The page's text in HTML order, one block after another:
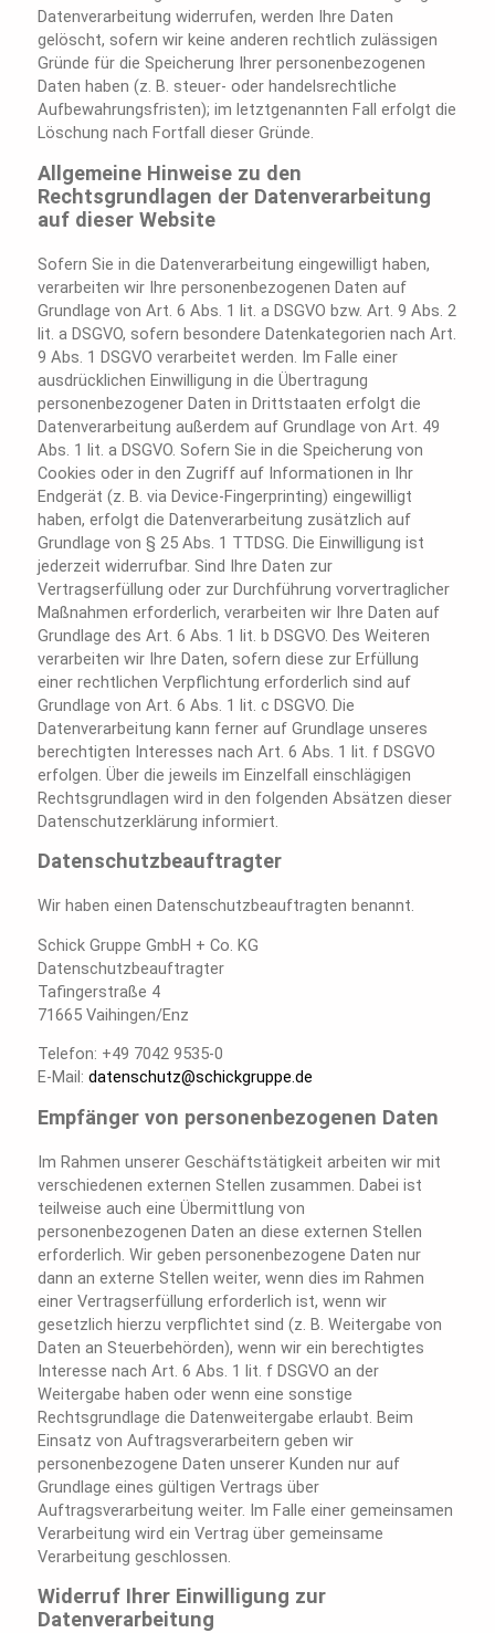
Datenverarbeitung widerrufen, werden Ihre Daten
gelöscht, sofern wir keine anderen rechtlich zulässigen
Gründe für die Speicherung Ihrer personenbezogenen
Daten haben (z. B. steuer- oder handelsrechtliche
Aufbewahrungsfristen); im letztgenannten Fall erfolgt die
Löschung nach Fortfall dieser Gründe.
Allgemeine Hinweise zu den
Rechtsgrundlagen der Datenverarbeitung
auf dieser Website
Sofern Sie in die Datenverarbeitung eingewilligt haben,
verarbeiten wir Ihre personenbezogenen Daten auf
Grundlage von Art. 6 Abs. 1 lit. a DSGVO bzw. Art. 9 Abs. 2
lit. a DSGVO, sofern besondere Datenkategorien nach Art.
9 Abs. 1 DSGVO verarbeitet werden. Im Falle einer
ausdrücklichen Einwilligung in die Übertragung
personenbezogener Daten in Drittstaaten erfolgt die
Datenverarbeitung außerdem auf Grundlage von Art. 49
Abs. 1 lit. a DSGVO. Sofern Sie in die Speicherung von
Cookies oder in den Zugriff auf Informationen in Ihr
Endgerät (z. B. via Device-Fingerprinting) eingewilligt
haben, erfolgt die Datenverarbeitung zusätzlich auf
Grundlage von § 25 Abs. 1 TTDSG. Die Einwilligung ist
jederzeit widerrufbar. Sind Ihre Daten zur
Vertragserfüllung oder zur Durchführung vorvertraglicher
Maßnahmen erforderlich, verarbeiten wir Ihre Daten auf
Grundlage des Art. 6 Abs. 1 lit. b DSGVO. Des Weiteren
verarbeiten wir Ihre Daten, sofern diese zur Erfüllung
einer rechtlichen Verpflichtung erforderlich sind auf
Grundlage von Art. 6 Abs. 1 lit. c DSGVO. Die
Datenverarbeitung kann ferner auf Grundlage unseres
berechtigten Interesses nach Art. 6 Abs. 1 lit. f DSGVO
erfolgen. Über die jeweils im Einzelfall einschlägigen
Rechtsgrundlagen wird in den folgenden Absätzen dieser
Datenschutzerklärung informiert.
Datenschutzbeauftragter
Wir haben einen Datenschutzbeauftragten benannt.
Schick Gruppe GmbH + Co. KG
Datenschutzbeauftragter
Tafingerstraße 4
71665 Vaihingen/Enz
Telefon: +49 7042 9535-0
E-Mail: datenschutz@schickgruppe.de
Empfänger von personenbezogenen Daten
Im Rahmen unserer Geschäftstätigkeit arbeiten wir mit
verschiedenen externen Stellen zusammen. Dabei ist
teilweise auch eine Übermittlung von
personenbezogenen Daten an diese externen Stellen
erforderlich. Wir geben personenbezogene Daten nur
dann an externe Stellen weiter, wenn dies im Rahmen
einer Vertragserfüllung erforderlich ist, wenn wir
gesetzlich hierzu verpflichtet sind (z. B. Weitergabe von
Daten an Steuerbehörden), wenn wir ein berechtigtes
Interesse nach Art. 6 Abs. 1 lit. f DSGVO an der
Weitergabe haben oder wenn eine sonstige
Rechtsgrundlage die Datenweitergabe erlaubt. Beim
Einsatz von Auftragsverarbeitern geben wir
personenbezogene Daten unserer Kunden nur auf
Grundlage eines gültigen Vertrags über
Auftragsverarbeitung weiter. Im Falle einer gemeinsamen
Verarbeitung wird ein Vertrag über gemeinsame
Verarbeitung geschlossen.
Widerruf Ihrer Einwilligung zur
Datenverarbeitung